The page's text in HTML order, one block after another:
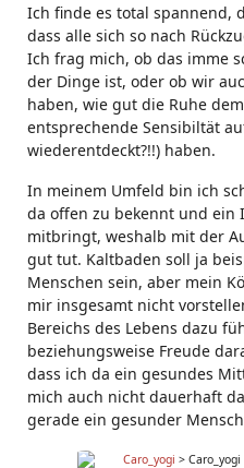
Ich finde es total spannend,
dass alle sich so nach
Ich frag mich, ob das imme
der Dinge ist, oder ob wir
haben, wie gut die Ruhe
entsprechende Sensibiltät
wiederentdeckt?!!) haben.
In meinem Umfeld bin ich
da offen zu bekennt und ein
mitbringt, weshalb mit der
gut tut. Kaltbaden soll ja
Menschen sein, aber mein
mir insgesamt nicht
Bereichs des Lebens dazu
beziehungsweise Freude
dass ich da ein gesundes
mich auch nicht dauerhaft
gerade ein gesunder
Caro_yogi > Caro_yogi